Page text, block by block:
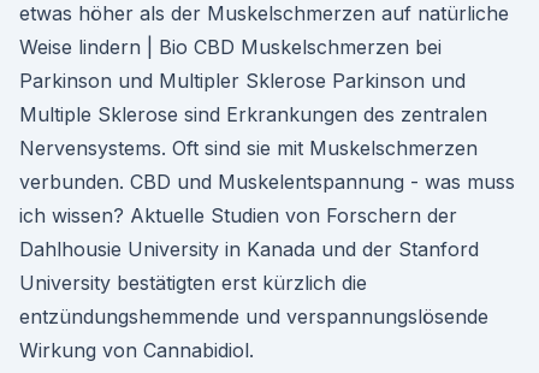
etwas höher als der Muskelschmerzen auf natürliche
Weise lindern | Bio CBD Muskelschmerzen bei
Parkinson und Multipler Sklerose Parkinson und
Multiple Sklerose sind Erkrankungen des zentralen
Nervensystems. Oft sind sie mit Muskelschmerzen
verbunden. CBD und Muskelentspannung - was muss
ich wissen? Aktuelle Studien von Forschern der
Dahlhousie University in Kanada und der Stanford
University bestätigten erst kürzlich die
entzündungshemmende und verspannungslösende
Wirkung von Cannabidiol.